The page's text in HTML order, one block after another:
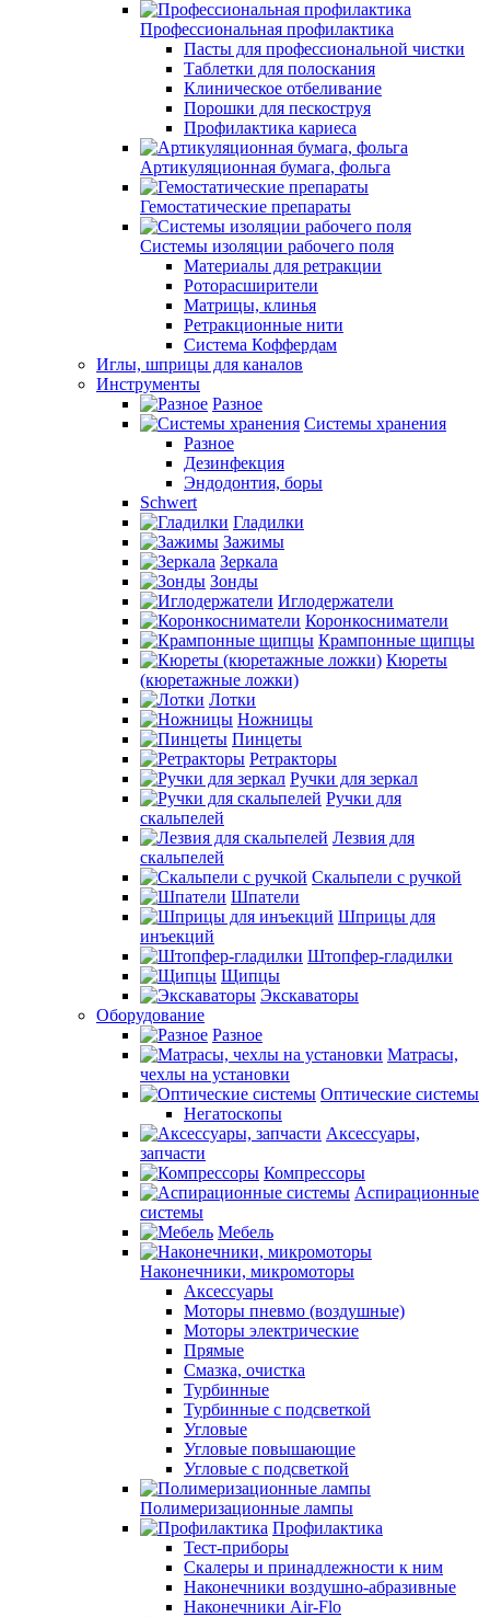
Профессиональная профилактика
Пасты для профессиональной чистки
Таблетки для полоскания
Клиническое отбеливание
Порошки для пескоструя
Профилактика кариеса
Артикуляционная бумага, фольга
Гемостатические препараты
Системы изоляции рабочего поля
Материалы для ретракции
Роторасширители
Матрицы, клинья
Ретракционные нити
Система Коффердам
Иглы, шприцы для каналов
Инструменты
Разное
Системы хранения
Разное
Дезинфекция
Эндодонтия, боры
Schwert
Гладилки
Зажимы
Зеркала
Зонды
Иглодержатели
Коронкосниматели
Крампонные щипцы
Кюреты
(кюретажные ложки)
Лотки
Ножницы
Пинцеты
Ретракторы
Ручки для зеркал
Ручки для
скальпелей
Лезвия для
скальпелей
Скальпели с ручкой
Шпатели
Шприцы для
инъекций
Штопфер-гладилки
Щипцы
Экскаваторы
Оборудование
Разное
Матрасы,
чехлы на установки
Оптические системы
Негатоскопы
Аксессуары,
запчасти
Компрессоры
Аспирационные
системы
Мебель
Наконечники, микромоторы
Аксессуары
Моторы пневмо (воздушные)
Моторы электрические
Прямые
Смазка, очистка
Турбинные
Турбинные с подсветкой
Угловые
Угловые повышающие
Угловые с подсветкой
Полимеризационные лампы
Профилактика
Тест-приборы
Скалеры и принадлежности к ним
Наконечники воздушно-абразивные
Наконечники Air-Flo